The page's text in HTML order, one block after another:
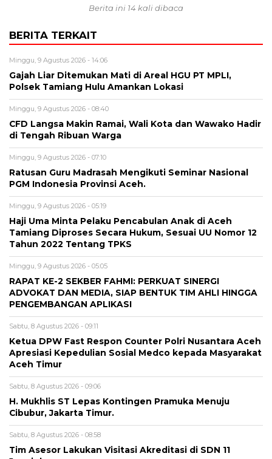
Berita ini 14 kali dibaca
BERITA TERKAIT
Minggu, 9 Agustus 2026 - 14:06
Gajah Liar Ditemukan Mati di Areal HGU PT MPLI,
Polsek Tamiang Hulu Amankan Lokasi
Minggu, 9 Agustus 2026 - 08:40
CFD Langsa Makin Ramai, Wali Kota dan Wawako Hadir
di Tengah Ribuan Warga
Minggu, 9 Agustus 2026 - 07:10
Ratusan Guru Madrasah Mengikuti Seminar Nasional
PGM Indonesia Provinsi Aceh.
Minggu, 9 Agustus 2026 - 05:19
Haji Uma Minta Pelaku Pencabulan Anak di Aceh
Tamiang Diproses Secara Hukum, Sesuai UU Nomor 12
Tahun 2022 Tentang TPKS
Minggu, 9 Agustus 2026 - 05:05
RAPAT KE-2 SEKBER FAHMI: PERKUAT SINERGI
ADVOKAT DAN MEDIA, SIAP BENTUK TIM AHLI HINGGA
PENGEMBANGAN APLIKASI
Sabtu, 8 Agustus 2026 - 09:11
Ketua DPW Fast Respon Counter Polri Nusantara Aceh
Apresiasi Kepedulian Sosial Medco kepada Masyarakat
Aceh Timur
Sabtu, 8 Agustus 2026 - 09:06
H. Mukhlis ST Lepas Kontingen Pramuka Menuju
Cibubur, Jakarta Timur.
Sabtu, 8 Agustus 2026 - 08:58
Tim Asesor Lakukan Visitasi Akreditasi di SDN 11